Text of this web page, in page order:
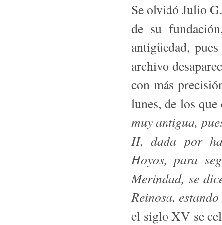
Se olvidó Julio
de su
antigüedad,
archivo
con más
lunes, de los
muy antigua,
II, dada por
Hoyos, para
Merindad, se
Reinosa,
el siglo XV se